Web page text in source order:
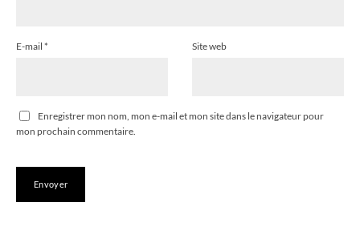
E-mail * Site web
Enregistrer mon nom, mon e-mail et mon site dans le navigateur pour
mon prochain commentaire.